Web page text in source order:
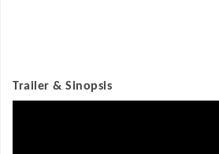
Trailer & Sinopsis